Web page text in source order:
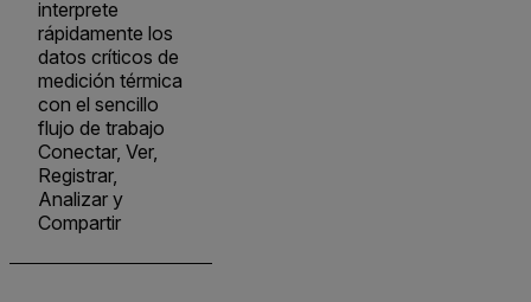
interprete
rápidamente los
datos críticos de
medición térmica
con el sencillo
flujo de trabajo
Conectar, Ver,
Registrar,
Analizar y
Compartir